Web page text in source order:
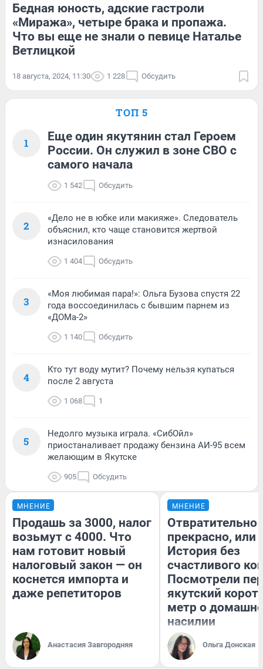
Бедная юность, адские гастроли
«Миража», четыре брака и пропажа.
Что вы еще не знали о певице Наталье
Ветлицкой
18 августа, 2024, 11:30 1 228 Обсудить
ТОП 5
1
Еще один якутянин стал Героем
России. Он служил в зоне СВО с
самого начала
1 542 Обсудить
2
«Дело не в юбке или макияже». Следователь
объяснил, кто чаще становится жертвой
изнасилования
1 404 Обсудить
3
«Моя любимая пара!»: Ольга Бузова спустя 22
года воссоединилась с бывшим парнем из
«ДОМа-2»
1 140 Обсудить
4
Кто тут воду мутит? Почему нельзя купаться
после 2 августа
1 068 1
5
Недолго музыка играла. «СибОйл»
приостаналивает продажу бензина АИ-95 всем
желающим в Якутске
905 Обсудить
МНЕНИЕ
Продашь за 3000, налог
возьмут с 4000. Что
нам готовит новый
налоговый закон — он
коснется импорта и
даже репетиторов
Анастасия Завгородняя
МНЕНИЕ
Отвратительно
прекрасно, или
История без
счастливого
Посмотрели
якутский
метр о
насилии
Ольга Донская